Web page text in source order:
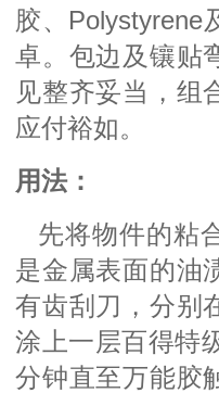
胶、Polystyrene
卓。包边及镶贴
见整齐妥当，组
应付裕如。
用法：
先将物件的粘
是金属表面的油
有齿刮刀，分别
涂上一层百得特
分钟直至万能胶